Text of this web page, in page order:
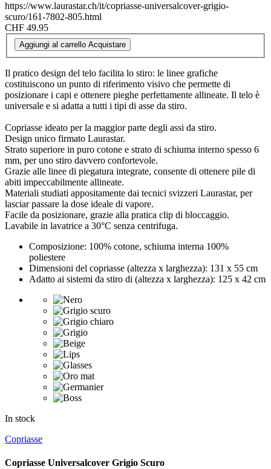
https://www.laurastar.ch/it/copriasse-universalcover-grigio-
scuro/161-7802-805.html
CHF 49.95
Aggiungi al carrello Acquistare
Il pratico design del telo facilita lo stiro: le linee grafiche
costituiscono un punto di riferimento visivo che permette di
posizionare i capi e ottenere pieghe perfettamente allineate. Il telo è
universale e si adatta a tutti i tipi di asse da stiro.
Copriasse ideato per la maggior parte degli assi da stiro.
Design unico firmato Laurastar.
Strato superiore in puro cotone e strato di schiuma interno spesso 6
mm, per uno stiro davvero confortevole.
Grazie alle linee di piegatura integrate, consente di ottenere pile di
abiti impeccabilmente allineate.
Materiali studiati appositamente dai tecnici svizzeri Laurastar, per
lasciar passare la dose ideale di vapore.
Facile da posizionare, grazie alla pratica clip di bloccaggio.
Lavabile in lavatrice a 30°C senza centrifuga.
Composizione: 100% cotone, schiuma interna 100%
poliestere
Dimensioni del copriasse (altezza x larghezza): 131 x 55 cm
Adatto ai sistemi da stiro di (altezza x larghezza): 125 x 42 cm
In stock
Copriasse
Copriasse Universalcover Grigio Scuro